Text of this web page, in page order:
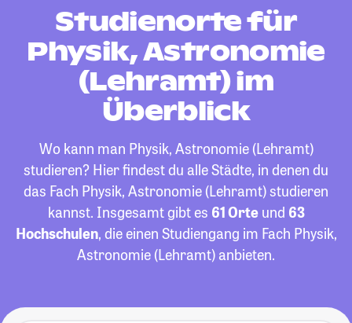
Studienorte für
Physik, Astronomie
(Lehramt) im
Überblick
Wo kann man Physik, Astronomie (Lehramt)
studieren? Hier findest du alle Städte, in denen du
das Fach Physik, Astronomie (Lehramt) studieren
kannst. Insgesamt gibt es 61 Orteund 63
Hochschulen, die einen Studiengang im Fach Physik,
Astronomie (Lehramt) anbieten.